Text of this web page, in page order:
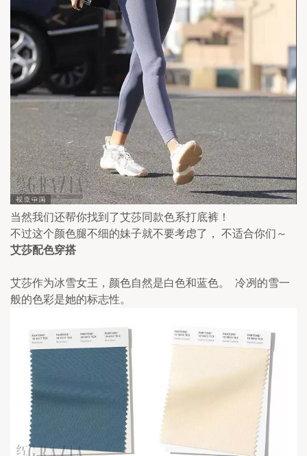
当然我们还帮你找到了艾莎同款色系打底裤！
不过这个颜色腿不细的妹子就不要考虑了， 不适合你们～
艾莎配色穿搭
艾莎作为冰雪女王，颜色自然是白色和蓝色。  冷冽的雪一
般的色彩是她的标志性。